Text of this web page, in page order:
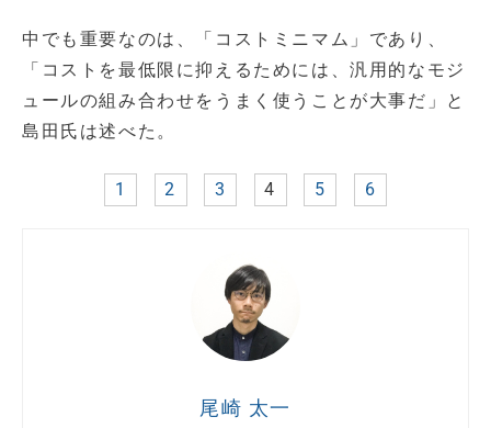
中でも重要なのは、「コストミニマム」であり、
「コストを最低限に抑えるためには、汎用的なモジ
ュールの組み合わせをうまく使うことが大事だ」と
島田氏は述べた。
1 2 3 4 5 6
尾崎 太一